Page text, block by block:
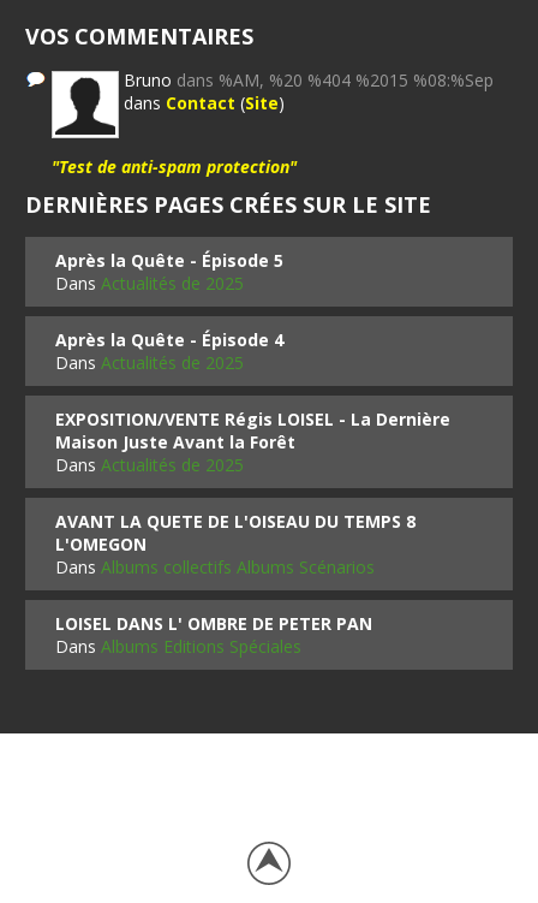
VOS COMMENTAIRES
Bruno dans %AM, %20 %404 %2015 %08:%Sep
dans Contact (Site)
"Test de anti-spam protection"
DERNIÈRES PAGES CRÉES SUR LE SITE
Après la Quête - Épisode 5
DansActualités de 2025
Après la Quête - Épisode 4
DansActualités de 2025
EXPOSITION/VENTE Régis LOISEL - La Dernière
Maison Juste Avant la Forêt
DansActualités de 2025
AVANT LA QUETE DE L'OISEAU DU TEMPS 8
L'OMEGON
DansAlbums collectifs Albums Scénarios
LOISEL DANS L' OMBRE DE PETER PAN
DansAlbums Editions Spéciales